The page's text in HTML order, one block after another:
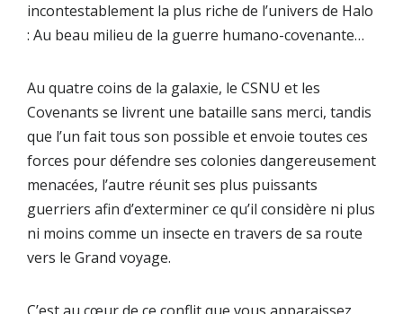
incontestablement la plus riche de l’univers de Halo
: Au beau milieu de la guerre humano-covenante…
Au quatre coins de la galaxie, le CSNU et les
Covenants se livrent une bataille sans merci, tandis
que l’un fait tous son possible et envoie toutes ces
forces pour défendre ses colonies dangereusement
menacées, l’autre réunit ses plus puissants
guerriers afin d’exterminer ce qu’il considère ni plus
ni moins comme un insecte en travers de sa route
vers le Grand voyage.